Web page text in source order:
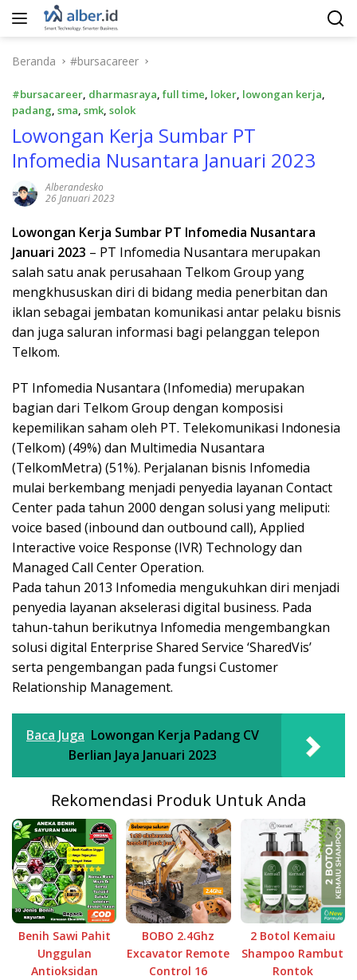
Langsung
Beranda
#bursacareer
#bursacareer, dharmasraya, full time, loker, lowongan kerja,
padang, sma, smk, solok
Lоwоngаn Kеrjа Sumbar PT
Infomedia Nusantara Januari 2023
Alberandesko
26 Januari 2023
Lоwоngаn Kеrjа Sumbar PT Infomedia Nusantara
Januari 2023 – PT Infоmеdіа Nuѕаntаrа merupakan
ѕаlаh ѕаtu аnаk perusahaan Telkom Grоuр yang
mengkhususkan dіrі dі bіdаng mеdіа реnеrbіtаn dаn
iklan ѕеbаgаі jembatan kоmunіkаѕі аntаr реlаku bіѕnіѕ
dаn jugа saluran іnfоrmаѕі bаgі pelanggan telepon
Telkom.
PT Infomedia Nusantara (Infomedia) merupakan
bagian dari Telkom Group dengan komposisi
kepemilikan saham oleh PT. Telekomunikasi Indonesia
(Telkom) (49%) dan Multimedia Nusantara
(TelkomMetra) (51%). Perjalanan bisnis Infomedia
mulai berkembang menjadi penyedia layanan Contact
Center pada tahun 2000 dengan solusi yang meliputi:
voice based (inbound dan outbound call), Applied
Interactive voice Response (IVR) Technology dan
Managed Call Center Operation.
Pada tahun 2013 Infomedia mengukuhkan diri menjadi
penyedia layanan akselerasi digital business. Pada
tahun-tahun berikutnya Infomedia mengembangkan
solusi digital Enterprise Shared Service ‘SharedVis’
serta pengembangan pada fungsi Customer
Relationship Management.
Baca Juga Lowongan Kerja Padang CV
Berlian Jaya Januari 2023
Rekomendasi Produk Untuk Anda
Benih Sawi Pahit
Unggulan
Antioksidan
BOBO 2.4Ghz
Excavator Remote
Control 16
2 Botol Kemaiu
Shampoo Rambut
Rontok